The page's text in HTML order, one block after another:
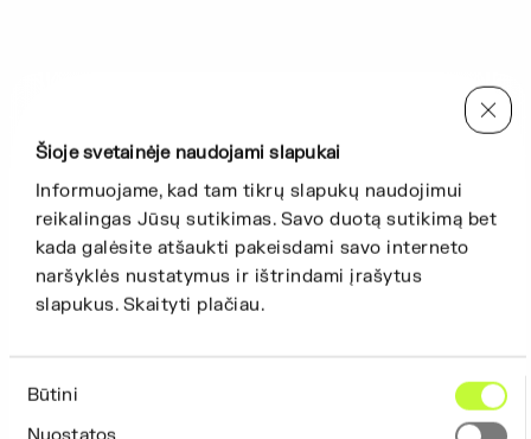
Šioje svetainėje naudojami slapukai
Informuojame, kad tam tikrų slapukų naudojimui
reikalingas Jūsų sutikimas. Savo duotą sutikimą bet
kada galėsite atšaukti pakeisdami savo interneto
naršyklės nustatymus ir ištrindami įrašytus
slapukus. Skaityti plačiau.
Sutikimo
Būtini